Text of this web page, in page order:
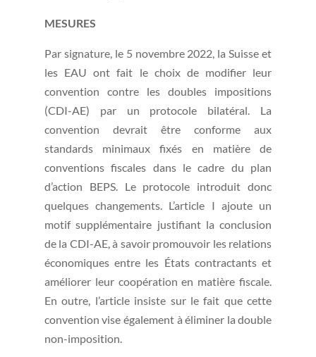
MESURES
Par signature, le 5 novembre 2022, la Suisse et
les EAU ont fait le choix de modifier leur
convention contre les doubles impositions
(CDI-AE) par un protocole bilatéral. La
convention devrait être conforme aux
standards minimaux fixés en matière de
conventions fiscales dans le cadre du plan
d’action BEPS. Le protocole introduit donc
quelques changements. L’article I ajoute un
motif supplémentaire justifiant la conclusion
de la CDI-AE, à savoir promouvoir les relations
économiques entre les États contractants et
améliorer leur coopération en matière fiscale.
En outre, l’article insiste sur le fait que cette
convention vise également à éliminer la double
non-imposition.